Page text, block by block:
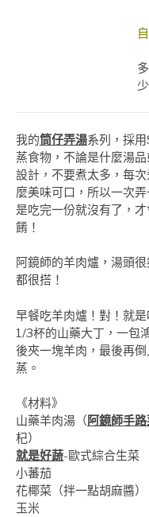
我的筒仔弄湯系列，採
蒸食物，不論是什麼湯
設計，不要煮太多，每
麼美味可口，所以一次
是吃完一份就沒有了，
餚！
阿鏡師的羊肉爐，湯頭
都很搭！
早餐吃羊肉爐！對！就
1/3杯的山藥大丁，一包
後夾一塊羊肉，最後再
蒸。
《材料》
山藥羊肉湯（阿鏡師手
杞）
就是好蔬-歐式綜合生菜
小蕃茄
花椰菜（拌一點胡麻醬）
玉米